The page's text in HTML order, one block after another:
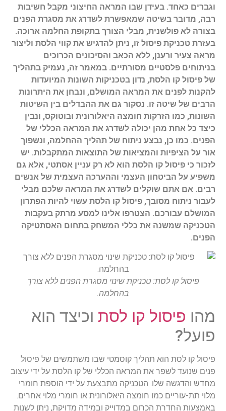
וגברים כאחד. בעידן שבו המראה החיצוני מקבל חשיבות
רבה, מדובר בשיטה שמאפשרת לשדרג את מסגרת הפנים
בצורה לא פולשנית, מבלי הצורך בתקופת החלמה ארוכה.
בעזרת טכניקת פיסול זו, ניתן להדגיש את קווי הלסת וליצור
מראה צעיר ורענן, ללא הכאב והסיכונים הכרוכים
בניתוחים פלסטיים מסורתיים. במאמר זה, נעמיק בתהליך
של פיסול קו הלסת, נדון בטכניקות השונות המיועדות
להקנות לפנים את המראה המושלם, ונבחן את היתרונות
הרבים של שיטה זו. נסקור גם את ההבדלים בין השיטות
השונות, כמו הזרקות חומצה היאלורונית ובוטוקס, ונבין
כיצד כל אחת מהן יכולה לשדרג את המראה הכללי של
הפנים. כמו כן, נבצע ניתוח של תהליך ההחלמה, ונשפוך
אור על הציפיות והמציאות של התוצאות המתקבלות. יש
לזכור כי פיסול קו הלסת הוא לא רק עניין אסתטי, אלא גם
משפיע על הביטחון העצמי וההערכה העצמית של אנשים
רבים. אם אתם שוקלים לשדרג את המראה שלכם מבלי
לעבור ניתוח מסובך, פיסול קו הלסת עשוי להיות הפתרון
המושלם עבורכם. הצטרפו אלינו למסע מרתק בעקבות
הטכניקה שמשנה את כללי המשחק בתחום האסתטיקה
הפנים.
פיסול קו לסת: טכניקת שינוי מסגרת הפנים ללא צורך
בהחלמה.
מהו פיסול קו לסת וכיצד הוא
פועל?
פיסול קו לסת הוא תהליך קוסמטי שבו משתמשים של פיסול
פנים שנועד לשפר את המראה הכללי של קו הלסת על ידי עיצוב
מחדש והדגשה שלו. הטכניקה מתבצעת על ידי הוספת חומרי
מלוי תת-עוריים כמו חומצה היאלורונית או חומרי מלוי אחרים.
באמצעות החדרת הכרום במדוייק ובמידה מדויקת, ניתן לשנות